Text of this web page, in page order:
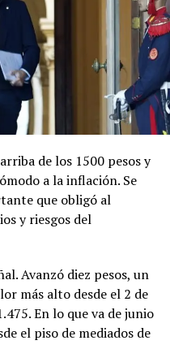
de los 1500 pesos y
a la inflación. Se
que obligó al
y riesgos del
Avanzó diez pesos, un
más alto desde el 2 de
En lo que va de junio
el piso de mediados de